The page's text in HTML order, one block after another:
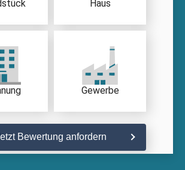
Haus
Gewerbe
Bewertung anfordern